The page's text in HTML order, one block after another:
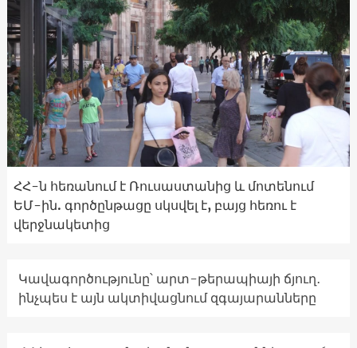
ՀՀ-ն հեռանում է Ռուսաստանից և մոտենում
ԵՄ-ին. գործընթացը սկսվել է, բայց հեռու է
վերջնակետից
Կավագործությունը՝ արտ-թերապիայի ճյուղ․
ինչպես է այն ակտիվացնում զգայարանները